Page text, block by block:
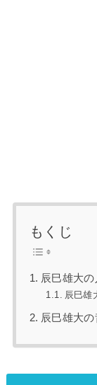
もくじ
辰巳雄大
辰巳雄
辰巳雄大